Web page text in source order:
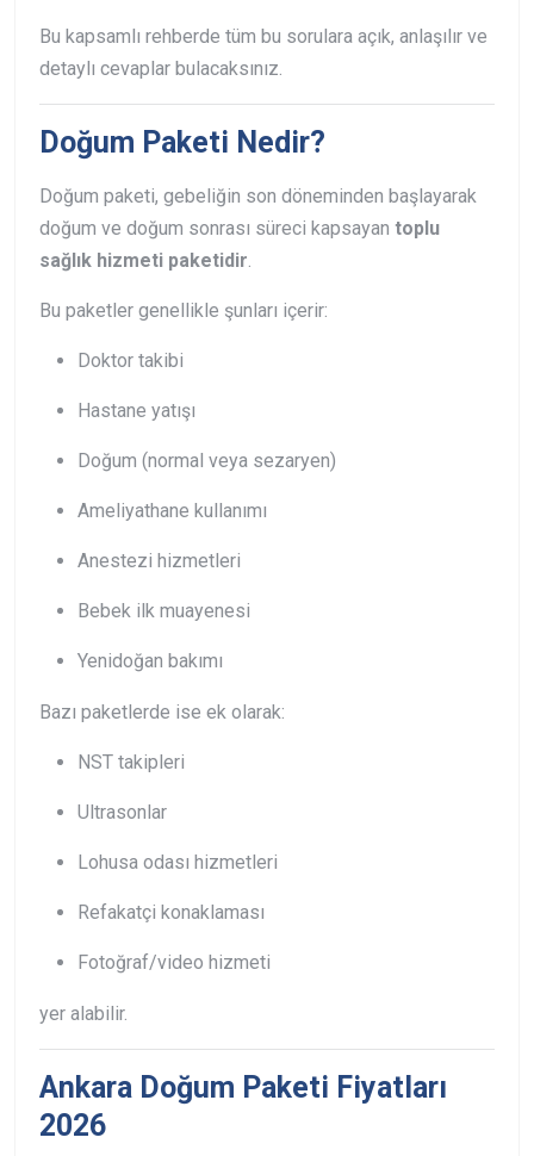
Bu kapsamlı rehberde tüm bu sorulara açık, anlaşılır ve
detaylı cevaplar bulacaksınız.
Doğum Paketi Nedir?
Doğum paketi, gebeliğin son döneminden başlayarak
doğum ve doğum sonrası süreci kapsayan toplu
sağlık hizmeti paketidir
Bu paketler genellikle şunları içerir:
Doktor takibi
Hastane yatışı
Doğum (normal veya sezaryen)
Ameliyathane kullanımı
Anestezi hizmetleri
Bebek ilk muayenesi
Yenidoğan bakımı
Bazı paketlerde ise ek olarak:
NST takipleri
Ultrasonlar
Lohusa odası hizmetleri
Refakatçi konaklaması
Fotoğraf/video hizmeti
yer alabilir.
Ankara Doğum Paketi Fiyatları
2026